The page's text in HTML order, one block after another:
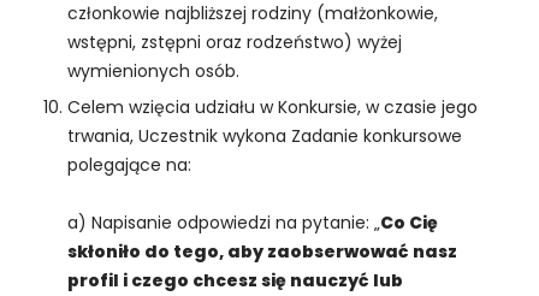
członkowie najbliższej rodziny (małżonkowie,
wstępni, zstępni oraz rodzeństwo) wyżej
wymienionych osób.
Celem wzięcia udziału w Konkursie, w czasie jego
trwania, Uczestnik wykona Zadanie konkursowe
polegające na:
a) Napisanie odpowiedzi na pytanie: „Co Cię
skłoniło do tego, aby zaobserwować nasz
profil i czego chcesz się nauczyć lub